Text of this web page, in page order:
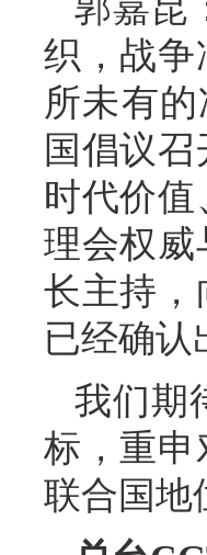
郭嘉昆
织，战争
所未有
国倡议
时代价
理会权威
长主持，
已经确认
我们期
标，重申
联合国地